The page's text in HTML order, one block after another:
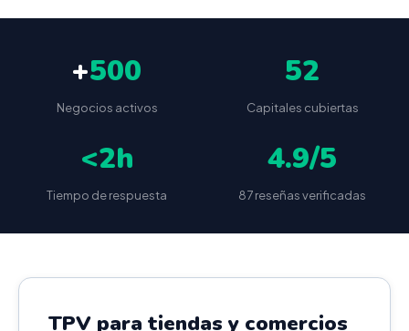
+500
Negocios activos
52
Capitales cubiertas
<2h
Tiempo de respuesta
4.9/5
87 reseñas verificadas
TPV para tiendas y comercios